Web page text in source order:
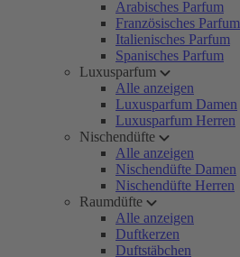
Arabisches Parfum
Französisches Parfum
Italienisches Parfum
Spanisches Parfum
Luxusparfum
Alle anzeigen
Luxusparfum Damen
Luxusparfum Herren
Nischendüfte
Alle anzeigen
Nischendüfte Damen
Nischendüfte Herren
Raumdüfte
Alle anzeigen
Duftkerzen
Duftstäbchen